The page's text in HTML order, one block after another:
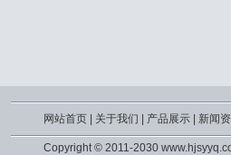
网站首页| 关于我们 产品展示| 新闻
Copyright © 2011-2030